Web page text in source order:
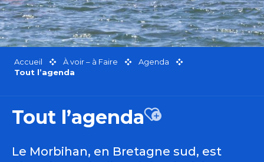
Accueil À voir – à Faire
Agenda
Tout l’agenda
Tout l’agendaAjouter aux
Le Morbihan, en Bretagne sud, est